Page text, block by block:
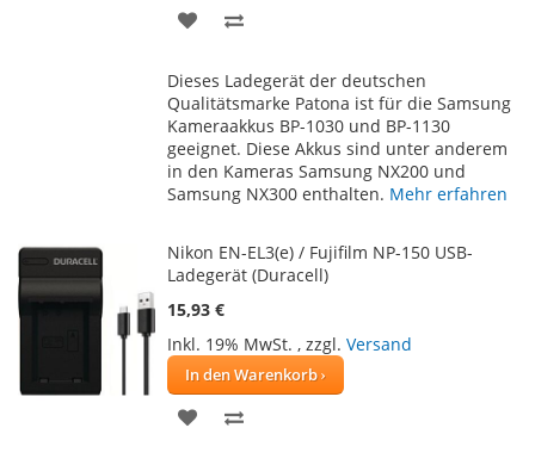
ZUR
HINZUFÜGEN
HINZUFÜGEN
Dieses Ladegerät der deutschen
Qualitätsmarke Patona ist für die Samsung
Kameraakkus BP-1030 und BP-1130
geeignet. Diese Akkus sind unter anderem
in den Kameras Samsung NX200 und
Samsung NX300 enthalten. Mehr erfahren
Nikon EN-EL3(e) / Fujifilm NP-150 USB-
Ladegerät (Duracell)
15,93 €
Inkl. 19% MwSt. , zzgl. Versand
In den Warenkorb
ZUR